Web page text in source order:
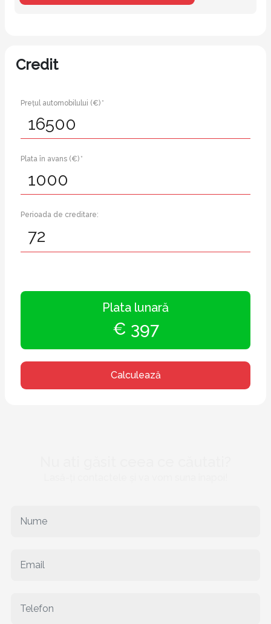
Credit
Prețul automobilului (€) *
Plata în avans (€) *
Perioada de creditare:
Plata lunară
€ 397
Calculează